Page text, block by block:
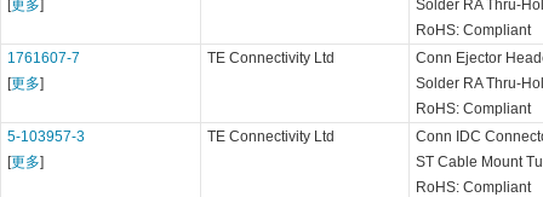
[更多]
Solder RA Thru-
RoHS: Compliant
1761607-7
[更多]
TE Connectivity Ltd
Conn Ejector
Solder RA Thru-
RoHS: Compliant
5-103957-3
[更多]
TE Connectivity Ltd
Conn IDC
ST Cable Mount
RoHS: Compliant